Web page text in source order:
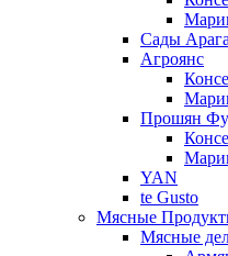
Сады
Агроянс
Прошян
YAN
te Gusto
Мясные
Мясные